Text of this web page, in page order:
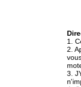
1.
2.
3.